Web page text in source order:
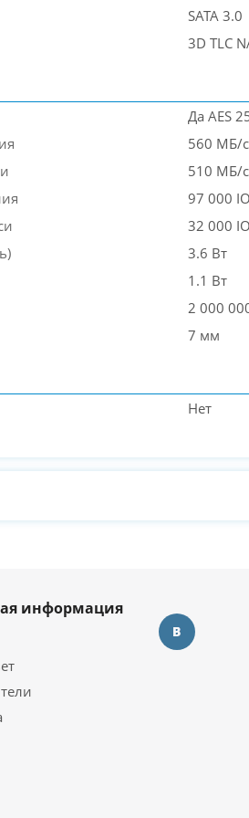
SATA 3.0
3D TLC
Да AES
560 МБ/с
510 МБ/с
97 000
32 000
3.6 Вт
1.1 Вт
2 000
7 мм
Нет
информация